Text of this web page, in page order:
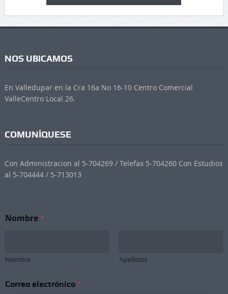
NOS UBICAMOS
En Valledupar en la Cra 16a No 16-10 Centro Comercial
ValleCentro Local 26.
COMUNÍQUESE
Con Administracion al 5-704269 / Telefax 5-704260 Con Estudios
al 5-704444 / 5-713013
o
o
r
Nombre*
Nombre Apellidos
Correo electrónico *